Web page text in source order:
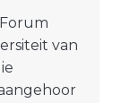
van